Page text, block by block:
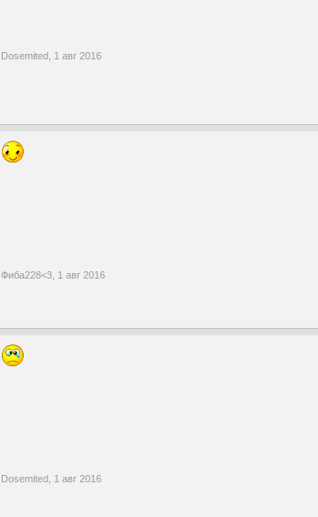
Dosemited, 1 авг 2016
Фиба228<3, 1 авг 2016
Dosemited, 1 авг 2016